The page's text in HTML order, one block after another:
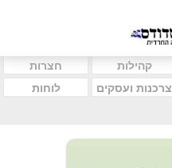
קהילות
חצרות
צרכנות ועסקים
לוחות